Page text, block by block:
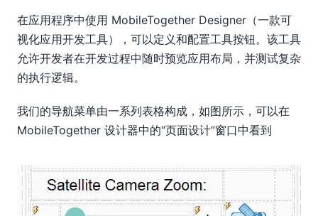
在应用程序中使用 MobileTogether Designer（一款可
视化应用开发工具），可以定义和配置工具按钮。该工具
允许开发者在开发过程中随时预览应用布局，并测试复杂
的执行逻辑。
我们的导航菜单由一系列表格构成，如图所示，可以在
MobileTogether 设计器中的“页面设计”窗口中看到